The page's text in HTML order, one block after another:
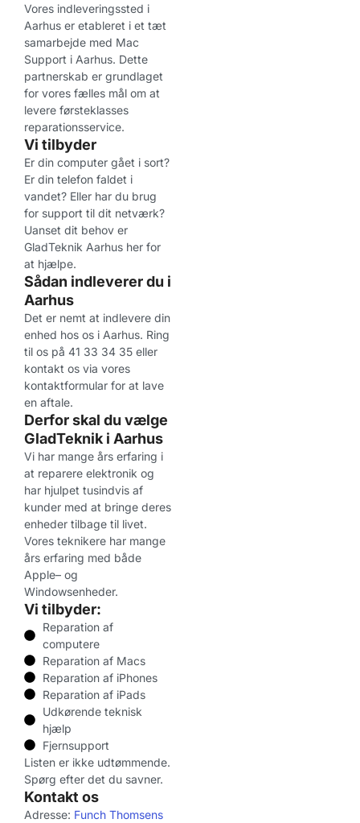
Vores indleveringssted i
Aarhus er etableret i et tæt
samarbejde med Mac
Support i Aarhus. Dette
partnerskab er grundlaget
for vores fælles mål om at
levere førsteklasses
reparationsservice.
Vi tilbyder
Er din computer gået i sort?
Er din telefon faldet i
vandet? Eller har du brug
for support til dit netværk?
Uanset dit behov er
GladTeknik Aarhus her for
at hjælpe.
Sådan indleverer du i
Aarhus
Det er nemt at indlevere din
enhed hos os i Aarhus. Ring
til os på 41 33 34 35 eller
kontakt os via vores
kontaktformular for at lave
en aftale.
Derfor skal du vælge
GladTeknik i Aarhus
Vi har mange års erfaring i
at reparere elektronik og
har hjulpet tusindvis af
kunder med at bringe deres
enheder tilbage til livet.
Vores teknikere har mange
års erfaring med både
Apple– og
Windowsenheder.
Vi tilbyder:
Reparation af
computere
Reparation af Macs
Reparation af iPhones
Reparation af iPads
Udkørende teknisk
hjælp
Fjernsupport
Listen er ikke udtømmende.
Spørg efter det du savner.
Kontakt os
Adresse: Funch Thomsens